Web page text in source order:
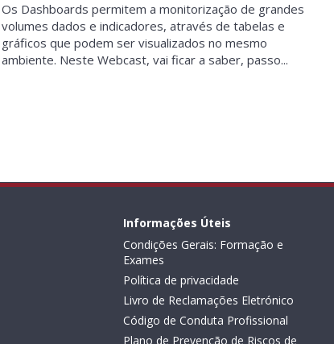
Os Dashboards permitem a monitorização de grandes
volumes dados e indicadores, através de tabelas e
gráficos que podem ser visualizados no mesmo
ambiente. Neste Webcast, vai ficar a saber, passo...
Informações Úteis
Condições Gerais: Formação e
Exames
Política de privacidade
Livro de Reclamações Eletrónico
Código de Conduta Profissional
Plano de Prevenção de Riscos de